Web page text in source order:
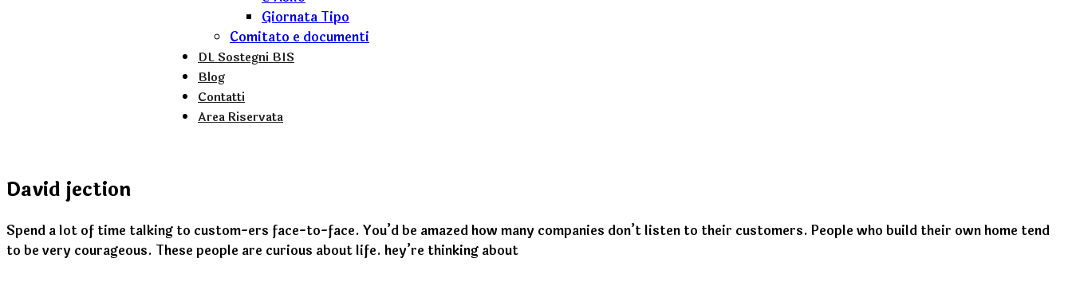
Giornata Tipo
Comitato e documenti
DL Sostegni BIS
Blog
Contatti
Area Riservata
David jection
Spend a lot of time talking to custom-ers face-to-face. You’d be amazed how many companies don’t listen to their customers. People who build their own home tend
to be very courageous. These people are curious about life. hey’re thinking about